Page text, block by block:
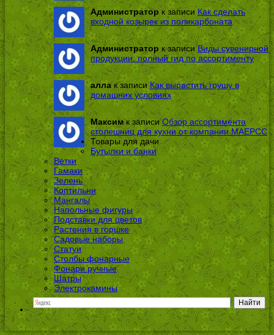
Администраторк записи Как сделать
входной козырек из поликарбоната
Администратор к записиВиды сувенирной
продукции: полный гид по ассортименту
аллак записи Как вырастить грушу в
домашних условиях
Максимк записиОбзор ассортимента
столешниц для кухни от компании МАЕРСС
Товары для дачи
Бутылки и банки
Ветки
Гамаки
Зелень
Коптильни
Мангалы
Напольные фигуры
Подставки для цветов
Растения в горшке
Садовые наборы
Статуи
Столбы фонарные
Фонари ручные
Шатры
Электрокамины